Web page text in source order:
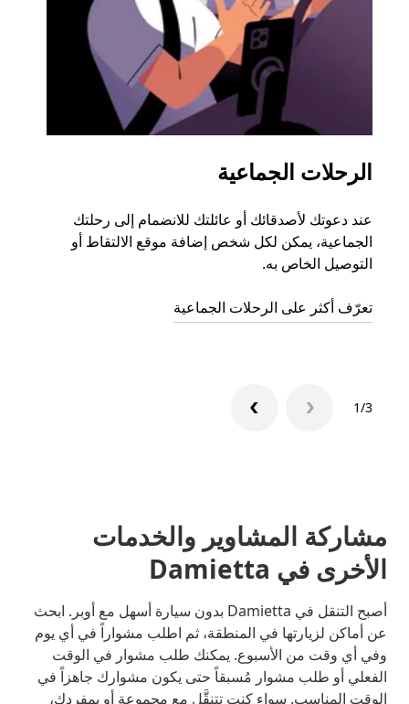
الرحلات الجماعية
عند دعوتك لأصدقائك أو عائلتك للانضمام إلى رحلتك
الجماعية، يمكن لكل شخص إضافة موقع الالتقاط أو
التوصيل الخاص به.
تعرّف أكثر على الرحلات الجماعية
1/3
مشاركة المشاوير والخدمات
الأخرى في Damietta
أصبح التنقل في Damietta بدون سيارة أسهل مع أوبر. ابحث
عن أماكن لزيارتها في المنطقة، ثم اطلب مشواراً في أي يوم
وفي أي وقت من الأسبوع. يمكنك طلب مشوار في الوقت
الفعلي أو طلب مشوار مُسبقاً حتى يكون مشوارك جاهزاً في
الوقت المناسب. سواء كنت تتنقَّل مع مجموعة أو بمفردك،